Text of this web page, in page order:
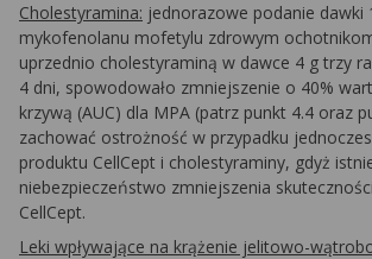
Cholestyramina: jednorazowe podanie dawki
mykofenolanu mofetylu zdrowym
uprzednio cholestyraminą w dawce 4 g trzy
4 dni, spowodowało zmniejszenie o 40%
krzywą (AUC) dla MPA (patrz punkt 4.4 oraz
zachować ostrożność w przypadku
produktu CellCept i cholestyraminy, gdyż
niebezpieczeństwo zmniejszenia
CellCept.
Leki wpływające na krążenie jelitowo-